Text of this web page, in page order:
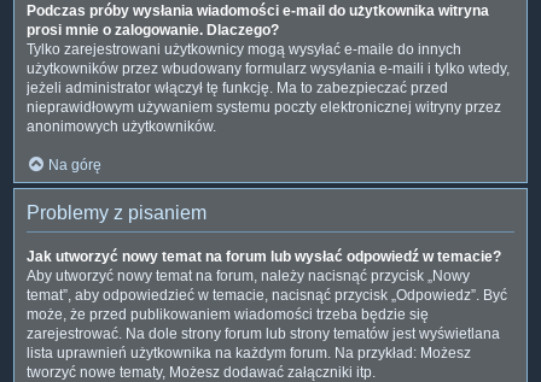
Podczas próby wysłania wiadomości e-mail do użytkownika witryna
prosi mnie o zalogowanie. Dlaczego?
Tylko zarejestrowani użytkownicy mogą wysyłać e-maile do innych
użytkowników przez wbudowany formularz wysyłania e-maili i tylko wtedy,
jeżeli administrator włączył tę funkcję. Ma to zabezpieczać przed
nieprawidłowym używaniem systemu poczty elektronicznej witryny przez
anonimowych użytkowników.
Na górę
Problemy z pisaniem
Jak utworzyć nowy temat na forum lub wysłać odpowiedź w temacie?
Aby utworzyć nowy temat na forum, należy nacisnąć przycisk „Nowy
temat”, aby odpowiedzieć w temacie, nacisnąć przycisk „Odpowiedz”. Być
może, że przed publikowaniem wiadomości trzeba będzie się
zarejestrować. Na dole strony forum lub strony tematów jest wyświetlana
lista uprawnień użytkownika na każdym forum. Na przykład: Możesz
tworzyć nowe tematy, Możesz dodawać załączniki itp.